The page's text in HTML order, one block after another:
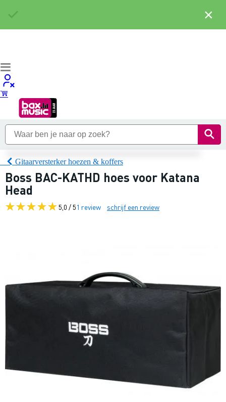
Gitaarversterker hoezen & koffers
Boss BAC-KATHD hoes voor Katana
Head
5,0 / 51 review schrijf een review
×